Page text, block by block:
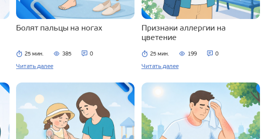
Болят пальцы на ногах
25 мин. 385 0
Читать далее
Признаки аллергии на
цветение
25 мин. 199 0
Читать далее